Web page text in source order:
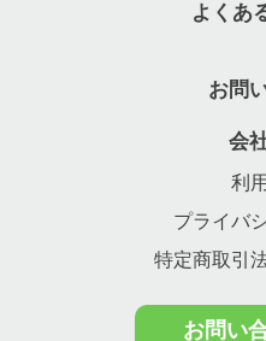
よくあ
お問
会
利
プライバ
特定商取引
お問い